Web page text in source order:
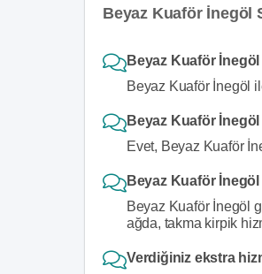
Beyaz Kuaför İnegöl
Beyaz Kuaför
Beyaz Kuaför İnegöl
Beyaz Kuaför
Evet, Beyaz Kuaför
Beyaz Kuaför İnegöl
Beyaz Kuaför İnegöl
ağda, takma kirpik
Verdiğiniz ekstra